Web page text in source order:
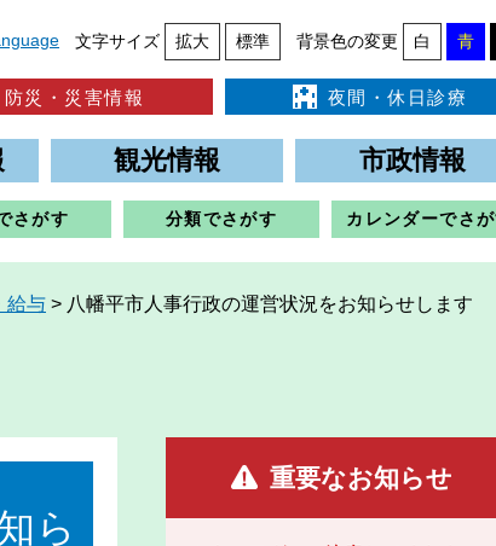
文字サイズ 拡大 標準 背景色の変更 白 青
防災・災害情報 夜間・休日診療
観光情報 市政情報
さがす 分類でさがす カレンダーでさ
給与 > 八幡平市人事行政の運営状況をお知らせします
ら
重要なお知らせ